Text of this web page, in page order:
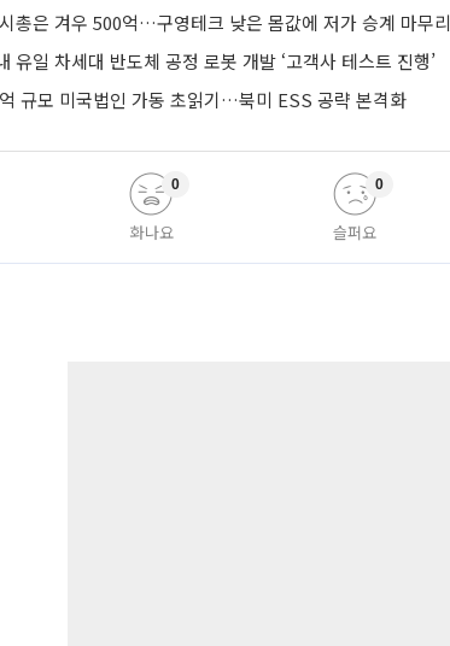
총은 겨우 500억…구영테크 낮은 몸값에 저가 승계 마무리
유일 차세대 반도체 공정 로봇 개발 ‘고객사 테스트 진행’
규모 미국법인 가동 초읽기…북미 ESS 공략 본격화
화나요
0
슬퍼요
0